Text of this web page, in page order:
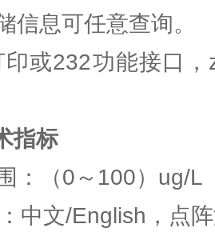
信息可任意查询。
或232功能接口
指标
：（0～100）ug/L
文/English，点阵